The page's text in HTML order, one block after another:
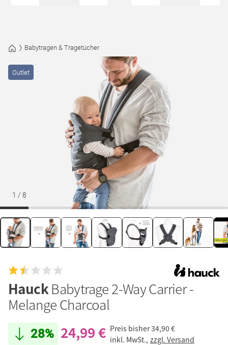
Babytragen & Tragetücher
1 / 8
Outlet
HauckBabytrage 2-Way Carrier -
Melange Charcoal
28% 24,99 € Preis bisher34,90 €
inkl. MwSt., zzgl. Versand